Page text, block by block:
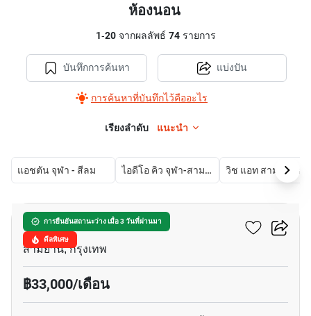
ห้องนอน
1-20จากผลลัพธ์ 74รายการ
บันทึกการค้นหา
การค้นหาที่บันทึกไว้คืออะไร
แบ่งปัน
เรียงลำดับ แนะนำ
แอชตัน จุฬา - สีลม ไอดีโอ คิว จุฬา-สามย่าน
การยืนยันสถานะว่าง เมื่อ 3 วันที่ผ่านมา
ดีลพิเศษ
อัลติจูด สามย่าน-สีลม
สามย่าน, กรุงเทพ
฿33,000/เดือน